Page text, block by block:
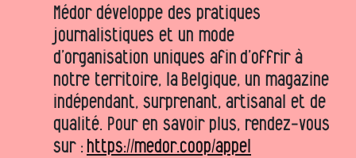
Médor développe des pratiques
journalistiques et un mode
d’organisation uniques afin d’offrir à
notre territoire, la Belgique, un magazine
indépendant, surprenant, artisanal et de
qualité. Pour en savoir plus, rendez-vous
sur : https://medor.coop/appel